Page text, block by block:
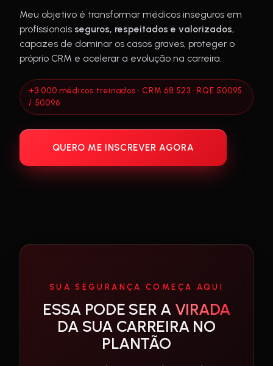
Meu objetivo é transformar médicos inseguros em
profissionais seguros, respeitados e valorizados,
capazes de dominar os casos graves, proteger o
próprio CRM e acelerar a evolução na carreira.
+3.000 médicos treinados · CRM 68.523 · RQE 50095
/ 50096
QUERO ME INSCREVER AGORA
SUA SEGURANÇA COMEÇA AQUI
ESSA PODE SER A VIRADA
DA SUA CARREIRA NO
PLANTÃO